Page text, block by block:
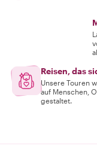
Reisen, das
Unsere Touren
auf Menschen,
gestaltet.